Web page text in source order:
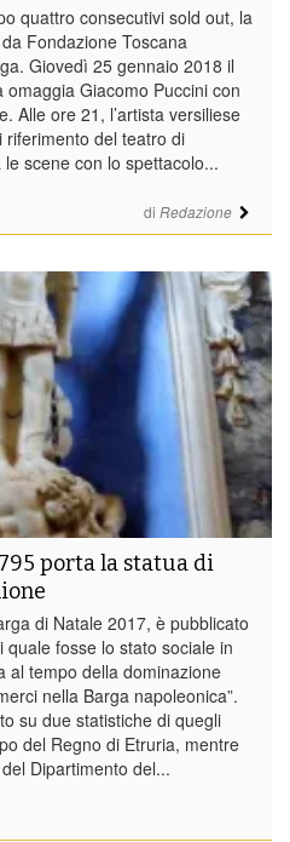
di Redazione
quattro consecutivi sold out, la
Fondazione Toscana
Giovedì 25 gennaio 2018 il
Giacomo Puccini con
Alle ore 21, l’artista versiliese
riferimento del teatro di
scene con lo spettacolo...
porta la statua di
di Natale 2017, è pubblicato
fosse lo stato sociale in
al tempo della dominazione
nella Barga napoleonica”.
su due statistiche di quegli
del Regno di Etruria, mentre
Dipartimento del...